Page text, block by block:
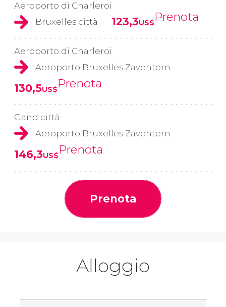
Aeroporto di Charleroi
Bruxelles città
123,3US$Prenota
Aeroporto di Charleroi
Aeroporto Bruxelles Zaventem
130,5US$Prenota
Gand città
Aeroporto Bruxelles Zaventem
146,3US$Prenota
Prenota
Alloggio